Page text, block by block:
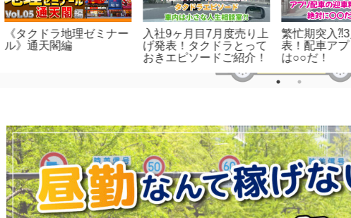
繁忙期突入⁈3月度売上発
表！配車アプリ迎車料金
《大阪タクドラ脇道マス
ター》配車アプリの達人
になる！（５）千秋通/
料金改定
和5年5月